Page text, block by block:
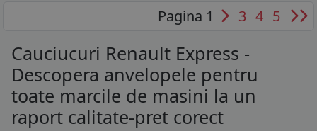
Pagina 1 3 4 5
Cauciucuri Renault Express -
Descopera anvelopele pentru
toate marcile de masini la un
raport calitate-pret corect